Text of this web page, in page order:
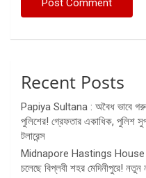
Recent Posts
Papiya Sultana : অবৈধ ভাবে গরু
পুলিশের! গ্রেফতার একাধিক, পুলিশ
টলারেন্স
Midnapore Hastings House :
চলেছে বিপ্লবী শহর মেদিনীপুরে! নতুন